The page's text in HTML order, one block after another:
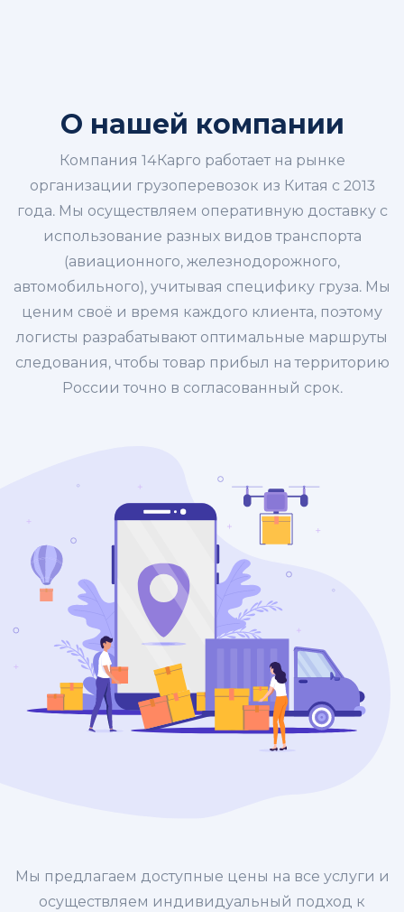
О нашей компании
Компания 14Карго работает на рынке
организации грузоперевозок из Китая с 2013
года. Мы осуществляем оперативную доставку с
использование разных видов транспорта
(авиационного, железнодорожного,
автомобильного), учитывая специфику груза. Мы
ценим своё и время каждого клиента, поэтому
логисты разрабатывают оптимальные маршруты
следования, чтобы товар прибыл на территорию
России точно в согласованный срок.
Мы предлагаем доступные цены на все услуги и
осуществляем индивидуальный подход к